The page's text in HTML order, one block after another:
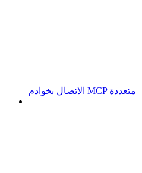
الاتصال بخوادم MCP متعددة